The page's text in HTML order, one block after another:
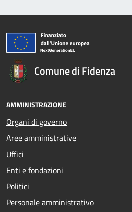
Comune di Fidenza
AMMINISTRAZIONE
Organi di governo
Aree amministrative
Uffici
Enti e fondazioni
Politici
Personale amministrativo